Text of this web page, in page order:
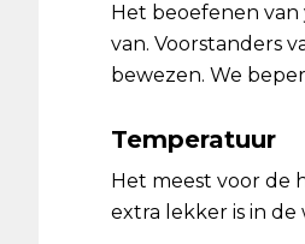
Het beoefenen
van. Voorstanders
bewezen. We
Temperatuur
Het meest voor de
extra lekker is in